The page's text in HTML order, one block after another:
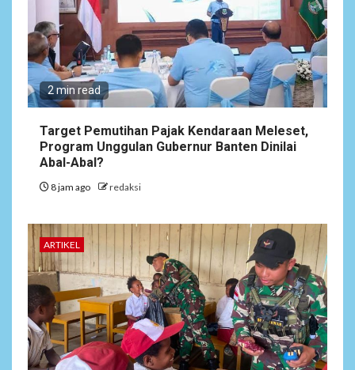
2 min read
Target Pemutihan Pajak Kendaraan Meleset,
Program Unggulan Gubernur Banten Dinilai
Abal-Abal?
8 jam ago redaksi
ARTIKEL